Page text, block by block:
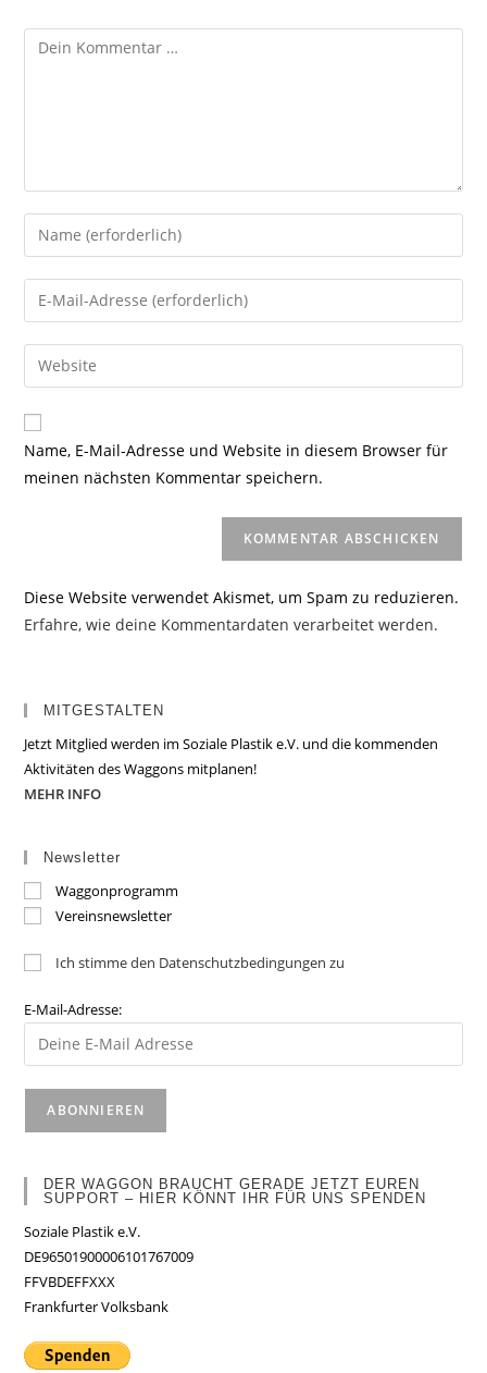
Kommentar
Gib
deinen
Namen
oder
zum
Kommentieren
ein
Gib
deine
E-
Mail-
zum
Kommentieren
ein
Gib
deine
Website-
URL
Name, E-Mail-Adresse und Website in diesem Browser für
meinen nächsten Kommentar speichern.
Diese Website verwendet Akismet, um Spam zu reduzieren.
Erfahre, wie deine Kommentardaten verarbeitet werden.
MITGESTALTEN
Jetzt Mitglied werden im Soziale Plastik e.V. und die kommenden
Aktivitäten des Waggons mitplanen!
MEHR INFO
Newsletter
Waggonprogramm
Vereinsnewsletter
Ich stimme den Datenschutzbedingungen zu
E-Mail-Adresse:
DER WAGGON BRAUCHT GERADE JETZT EUREN
SUPPORT – HIER KÖNNT IHR FÜR UNS SPENDEN
Soziale Plastik e.V.
DE96501900006101767009
FFVBDEFFXXX
Frankfurter Volksbank